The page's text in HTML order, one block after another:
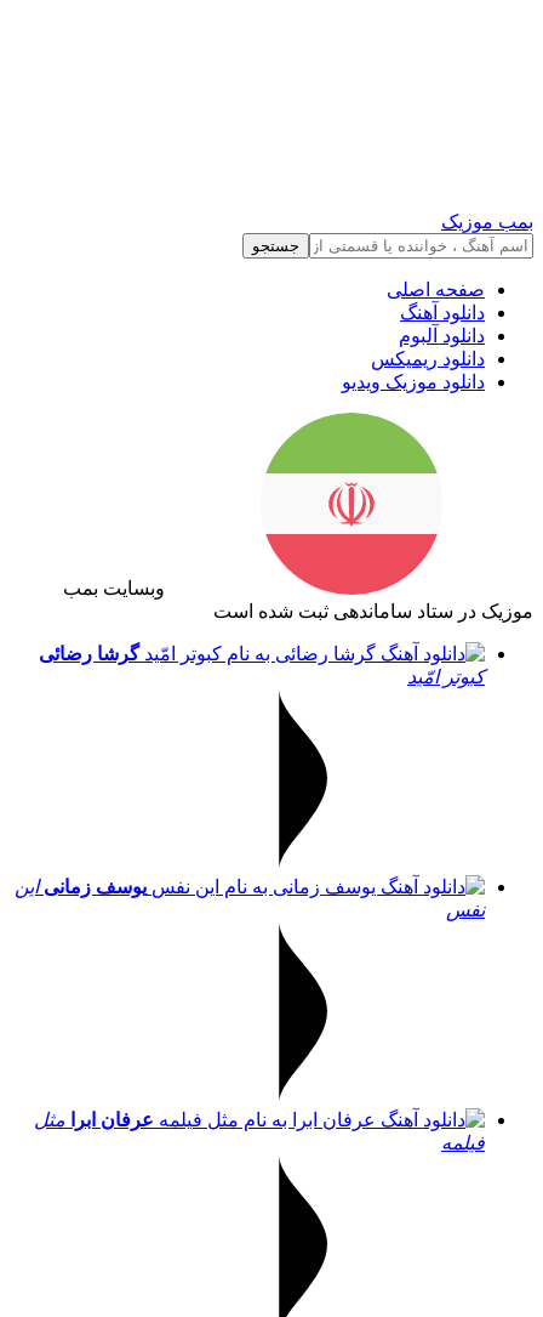
بمب موزیک
جستجو
صفحه اصلی
دانلود آهنگ
دانلود آلبوم
دانلود ریمیکس
دانلود موزیک ویدیو
وبسایت بمب
موزیک در ستاد ساماندهی ثبت شده است
گرشا رضائی
کبوتر امّید
یوسف زمانی این
نفس
عرفان ابرا
مثل
فیلمه